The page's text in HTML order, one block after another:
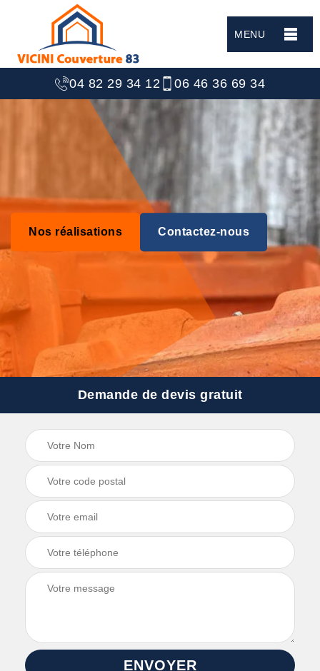
MENU
04 82 29 34 12 06 46 36 69 34
Nos réalisations Contactez-nous
Demande de devis gratuit